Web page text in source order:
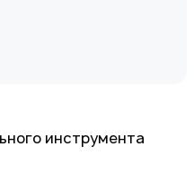
инструмента